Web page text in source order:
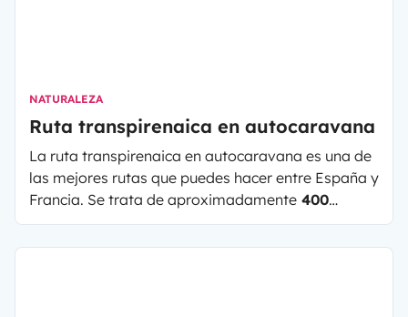
NATURALEZA
Ruta transpirenaica en autocaravana
La ruta transpirenaica en autocaravana es una de
las mejores rutas que puedes hacer entre España y
Francia. Se trata de aproximadamente 400
kilómetrosen línea recta que van desde elCabo